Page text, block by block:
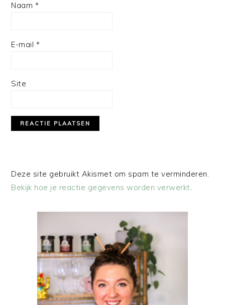
Naam *
E-mail *
Site
Deze site gebruikt Akismet om spam te verminderen.
Bekijk hoe je reactie gegevens worden verwerkt.